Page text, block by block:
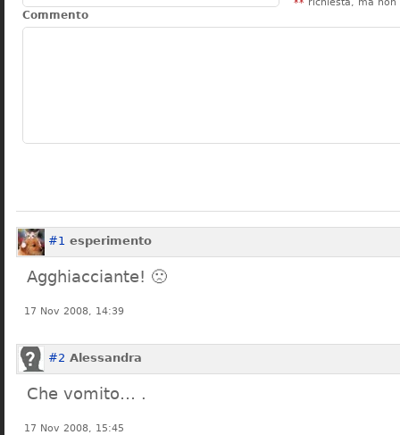
Commento
#1 esperimento
Agghiacciante! 🙁
17 Nov 2008, 14:39
#2 Alessandra
Che vomito… .
17 Nov 2008, 15:45